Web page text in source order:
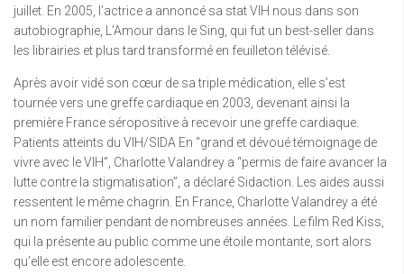
juillet. En 2005, l’actrice a annoncé sa stat VIH nous dans son
autobiographie, L’Amour dans le Sing, qui fut un best-seller dans
les librairies et plus tard transformé en feuilleton télévisé.
Après avoir vidé son cœur de sa triple médication, elle s’est
tournée vers une greffe cardiaque en 2003, devenant ainsi la
première France séropositive à recevoir une greffe cardiaque.
Patients atteints du VIH/SIDA En “grand et dévoué témoignage de
vivre avec le VIH”, Charlotte Valandrey a “permis de faire avancer la
lutte contre la stigmatisation”, a déclaré Sidaction. Les aides aussi
ressentent le même chagrin. En France, Charlotte Valandrey a été
un nom familier pendant de nombreuses années. Le film Red Kiss,
qui la présente au public comme une étoile montante, sort alors
qu’elle est encore adolescente.